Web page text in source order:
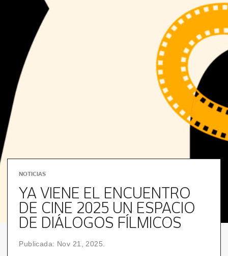
NOTICIAS
YA VIENE EL ENCUENTRO
DE CINE 2025 UN ESPACIO
DE DIÁLOGOS FÍLMICOS
Publicada: Nov 21, 2025.